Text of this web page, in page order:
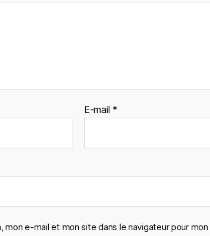
E-mail *
mon e-mail et mon site dans le navigateur pour mon